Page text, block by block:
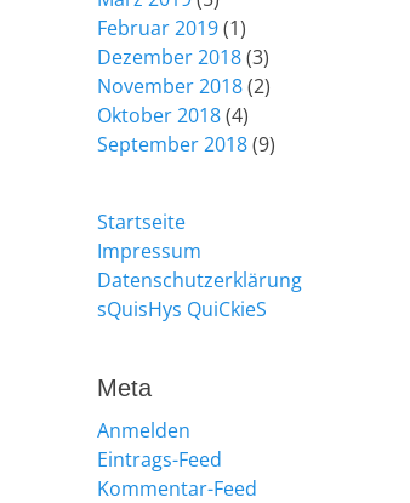
Februar 2019(1)
Dezember 2018(3)
November 2018(2)
Oktober 2018(4)
September 2018(9)
Startseite
Impressum
Datenschutzerklärung
sQuisHys QuiCkieS
Meta
Anmelden
Eintrags-Feed
Kommentar-Feed